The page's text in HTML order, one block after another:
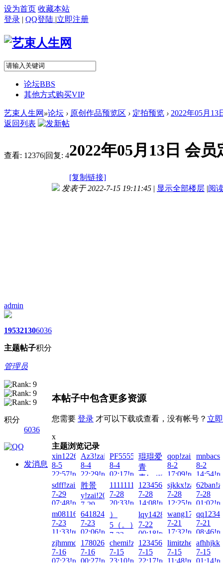
设为首页 收藏本站
登录 | QQ登陆 |立即注册
论坛BBS
其他方式购买VIP
艺束人生网 »论坛 › 原创作品预览区 › 定拍预览 › 2022年05月
返回列表
查看: 12376|回复: 42022年05月13日 会
[复制链接]
admin
1953
主题
2130
帖子
6036
积分
管理员
积分
6036
发消息
发表于 2022-7-15 19:11:45 | 显示全部楼层 |阅
本帖子中包含更多资源
您需要 登录 才可以下载或查看，没有帐号？ 立
x
主题浏览记录
xin122698!zai!2026-
8-5
22:57!read!
Az3!zai!2026-
8-4
22:29!read!
PF5555!zai!2026-
8-4
02:17!read!
琨琨爱
青
青!zai!2026-
8-3
05:16!read!
qop!zai!2026-
8-2
17:09!read!
8-2
sdff!zai!2026-
7-29
07:48!read!
胜景
y!zai!2026-
7-29
03:07!read!
1111111aaa!zai!2026-
7-28
20:33!read!
1234567890123!zai!2026-
7-28
14:08!read!
sjkkx!zai!2026-
7-28
12:25!read!
7-28
m081163!zai!2026-
7-23
11:33!read!
641824693!zai!2026-
7-23
02:06!read!
）
5（。）!zai!2026-
7-22
01:03!read!
lqy14285790！!zai!2026-
7-22
00:18!read!
7-21
17:32!read!
7-21
zjhmmdou!zai!2026-
7-16
07:23!read!
17802659663!zai!2026-
7-16
00:27!read!
chemi!zai!2026-
7-15
23:10!read!
7-15
22:17!read!
7-15
11:48!read!
7-15